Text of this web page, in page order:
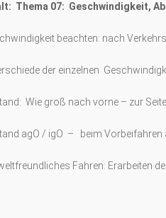
Thema 07: Geschwindigkeit,
beachten: nach
der einzelnen
Wie groß nach vorne – zur
agO / igO – beim Vorbeifahren
Fahren: Erarbeiten